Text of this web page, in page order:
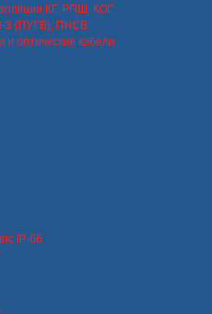
КГ, РПШ, КОГ
3 (ПУГВ), ПНСВ
и оптические кабели
IP-66